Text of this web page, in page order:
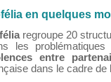
en quelques
regroupe 20
les
entre
dans le cadre de